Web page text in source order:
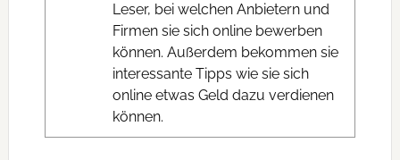
Leser, bei welchen Anbietern und
Firmen sie sich online bewerben
können. Außerdem bekommen sie
interessante Tipps wie sie sich
online etwas Geld dazu verdienen
können.